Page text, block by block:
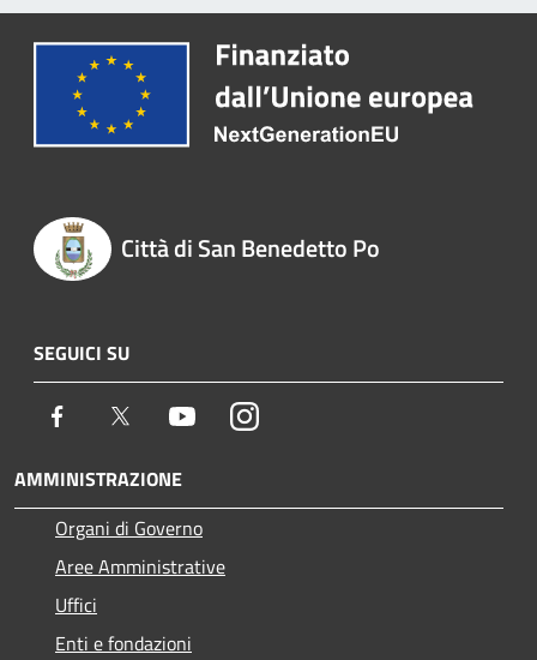
Città di San Benedetto Po
SEGUICI SU
Facebook Twitter YoutubeInstagram
AMMINISTRAZIONE
Organi di Governo
Aree Amministrative
Uffici
Enti e fondazioni